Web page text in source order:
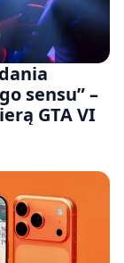
sensu” –
GTA VI